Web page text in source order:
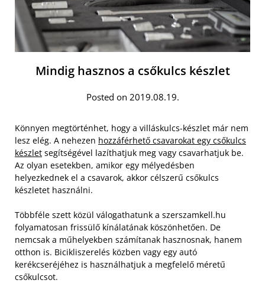
Mindig hasznos a csőkulcs készlet
Posted on 2019.08.19.
Könnyen megtörténhet, hogy a villáskulcs-készlet már nem
lesz elég. A nehezen hozzáférhető csavarokat egy csőkulcs
készlet segítségével lazíthatjuk meg vagy csavarhatjuk be.
Az olyan esetekben, amikor egy mélyedésben
helyezkednek el a csavarok, akkor célszerű csőkulcs
készletet használni.
Többféle szett közül válogathatunk a szerszamkell.hu
folyamatosan frissülő kínálatának köszönhetően. De
nemcsak a műhelyekben számítanak hasznosnak, hanem
otthon is. Bicikliszerelés közben vagy egy autó
kerékcseréjéhez is használhatjuk a megfelelő méretű
csőkulcsot.